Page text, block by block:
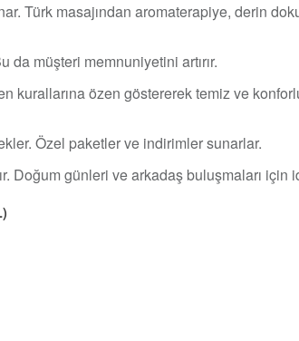
Türk masajından aromaterapiye, derin
müşteri memnuniyetini artırır.
kurallarına özen göstererek temiz ve
Özel paketler ve indirimler sunarlar.
Doğum günleri ve arkadaş buluşmaları için